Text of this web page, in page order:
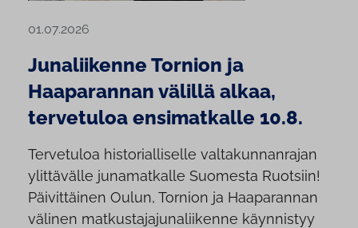
01.07.2026
Junaliikenne Tornion ja
Haaparannan välillä alkaa,
tervetuloa ensimatkalle 10.8.
Tervetuloa historialliselle valtakunnanrajan
ylittävälle junamatkalle Suomesta Ruotsiin!
Päivittäinen Oulun, Tornion ja Haaparannan
välinen matkustajajunaliikenne käynnistyy